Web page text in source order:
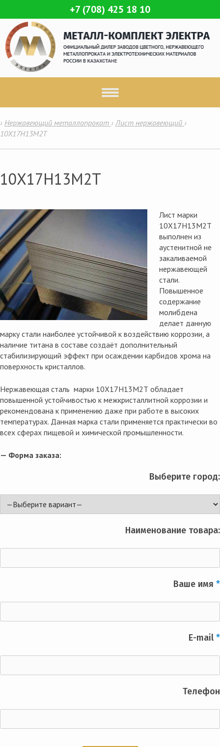
+7 (708) 425 18 10
› Нержавеющий металлопрокат › Лист нержавеющий ›
10Х17Н13М2Т
10Х17Н13М2Т
Лист марки
10Х17Н13М2Т
выполнен из
аустенитной не
закаливаемой
нержавеющей
стали.
Повышенное
содержание
молибдена
делает данную
марку стали наиболее устойчивой к воздействию коррозии, а
наличие титана в составе создаёт дополнительный
стабилизирующий эффект при осаждении карбидов хрома на
поверхность кристаллов.
Нержавеющая сталь марки 10Х17Н13М2Т обладает
повышенной устойчивостью к межкристаллитной коррозии и
рекомендована к применению даже при работе в высоких
температурах. Данная марка стали применяется практически во
всех сферах пищевой и химической промышленности.
— Форма заказа:
Выберите город:
Наименование товара:
Ваше имя *
E-mail *
Телефон